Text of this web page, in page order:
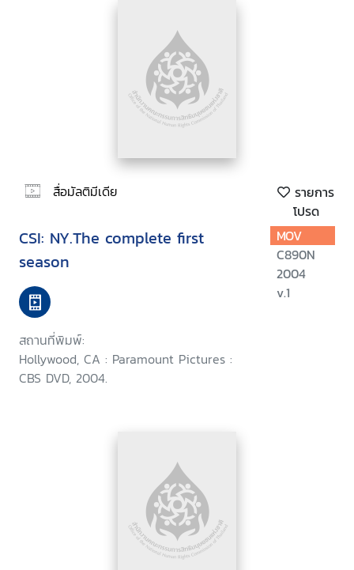
สื่อมัลติมีเดีย
รายการ
โปรด
CSI: NY.The complete first
season
สถานที่พิมพ์:
Hollywood, CA : Paramount Pictures :
CBS DVD, 2004.
MOV
C890N
2004
v.1